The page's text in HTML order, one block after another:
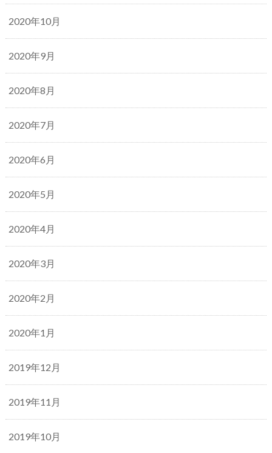
2020年10月
2020年9月
2020年8月
2020年7月
2020年6月
2020年5月
2020年4月
2020年3月
2020年2月
2020年1月
2019年12月
2019年11月
2019年10月